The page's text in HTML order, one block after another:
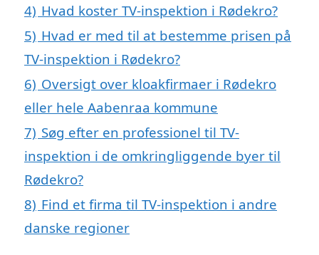
4) Hvad koster TV-inspektion i Rødekro?
5) Hvad er med til at bestemme prisen på
TV-inspektion i Rødekro?
6) Oversigt over kloakfirmaer i Rødekro
eller hele Aabenraa kommune
7) Søg efter en professionel til TV-
inspektion i de omkringliggende byer til
Rødekro?
8) Find et firma til TV-inspektion i andre
danske regioner